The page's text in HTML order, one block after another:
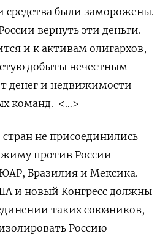
средства были заморожены.
вернуть эти деньги.
и к активам олигархов,
добыты нечестным
денег и недвижимости
команд. <…>
не присоединились
против России —
Бразилия и Мексика.
и новый Конгресс должны
таких союзников,
Россию